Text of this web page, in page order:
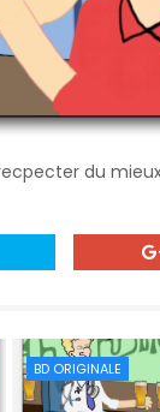
du
BD ORIGINALE